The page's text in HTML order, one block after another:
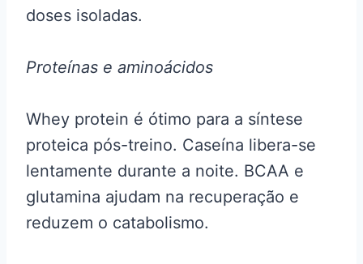
doses isoladas.
Proteínas e aminoácidos
Whey protein é ótimo para a síntese
proteica pós-treino. Caseína libera-se
lentamente durante a noite. BCAA e
glutamina ajudam na recuperação e
reduzem o catabolismo.